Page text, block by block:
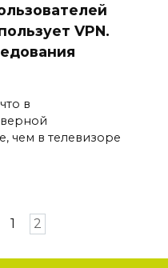
VPN.
в
чем в телевизоре
1 2